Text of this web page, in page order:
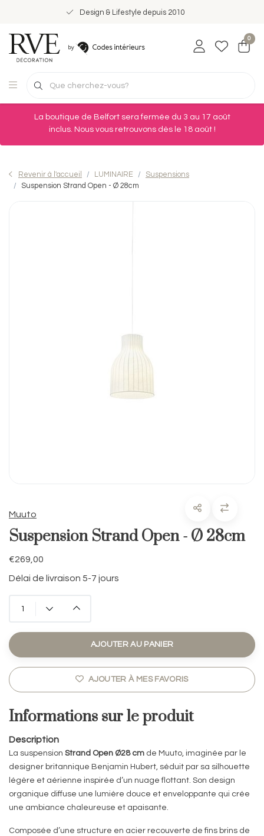
Design & Lifestyle depuis 2010
0
La boutique de Belfort sera fermée du 3 au 17 août
inclus. Nous vous retrouvons dès le 18 août !
Revenir à l'accueil LUMINAIRE
Suspensions
Suspension Strand Open - Ø 28cm
Muuto
Suspension Strand Open - Ø 28cm
€269,00
Délai de livraison 5-7 jours
AJOUTER AU PANIER
AJOUTER À MES FAVORIS
Informations sur le produit
Description
La suspension Strand Open Ø28 cm de Muuto, imaginée par le
designer britannique Benjamin Hubert, séduit par sa silhouette
légère et aérienne inspirée d’un nuage flottant. Son design
organique diffuse une lumière douce et enveloppante qui crée
une ambiance chaleureuse et apaisante.
Composée d’une structure en acier recouverte de fins brins de